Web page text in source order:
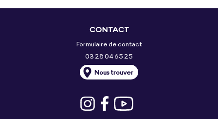
CONTACT
Formulaire de contact
03 28 04 65 25
Nous trouver